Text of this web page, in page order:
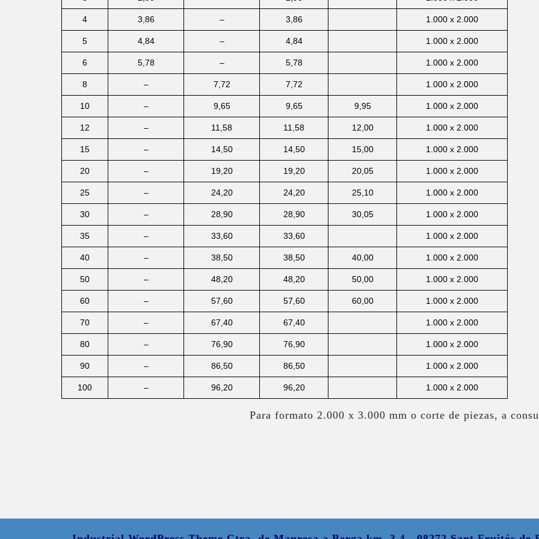
4 3,86 – 3,86 1.000 x 2.000
5 4,84 – 4,84 1.000 x 2.000
6 5,78 – 5,78 1.000 x 2.000
8 – 7,72 7,72 1.000 x 2.000
10 – 9,65 9,65 9,95 1.000 x 2.000
12 – 11,58 11,58 12,00 1.000 x 2.000
15 – 14,50 14,50 15,00 1.000 x 2.000
20 – 19,20 19,20 20,05 1.000 x 2.000
25 – 24,20 24,20 25,10 1.000 x 2.000
30 – 28,90 28,90 30,05 1.000 x 2.000
35 – 33,60 33,60 1.000 x 2.000
40 – 38,50 38,50 40,00 1.000 x 2.000
50 – 48,20 48,20 50,00 1.000 x 2.000
60 – 57,60 57,60 60,00 1.000 x 2.000
70 – 67,40 67,40 1.000 x 2.000
80 – 76,90 76,90 1.000 x 2.000
90 – 86,50 86,50 1.000 x 2.000
100 – 96,20 96,20 1.000 x 2.000
Para formato 2.000 x 3.000 mm o corte de piezas, a